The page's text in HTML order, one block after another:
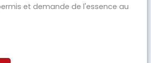
et demande de l'essence au